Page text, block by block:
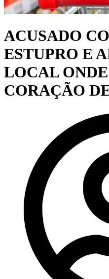
ACUSADO
ESTUPRO E
LOCAL
CORAÇÃO